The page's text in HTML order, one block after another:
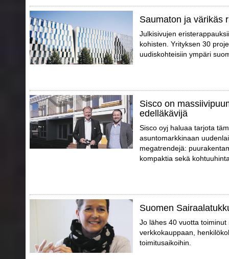
Saumaton ja värikäs
Julkisivujen
kohisten. Yrityksen 30
uudiskohteisiin ympäri
Sisco on
edelläkävijä
Sisco oyj haluaa tarjota
asuntomarkkinaan
megatrendejä:
kompaktia sekä
Suomen
Jo lähes 40 vuotta
verkkokauppaan,
toimitusaikoihin.